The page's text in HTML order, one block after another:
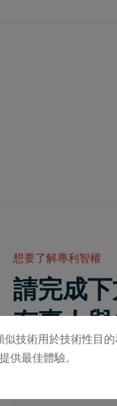
技術用於技術性目
供最佳體驗。
想要了解專利智權
請完成
有專人